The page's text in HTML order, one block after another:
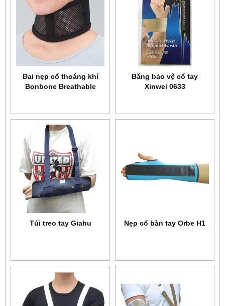
Đai nẹp cổ thoáng khí
Bonbone Breathable
Băng bảo vệ cổ tay
Xinwei 0633
Túi treo tay Giahu Nẹp cổ bàn tay Orbe H1